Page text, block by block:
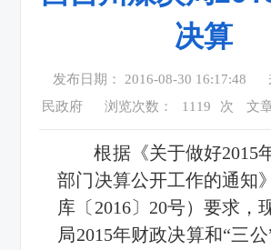
决算
发布日期： 2016-08-30 16:17:48
民政府
浏览次数： 1119 次 文
根据《关于做好2015
部门决算公开工作的通知
库〔2016〕20号）要求，
局2015年财政决算和“三